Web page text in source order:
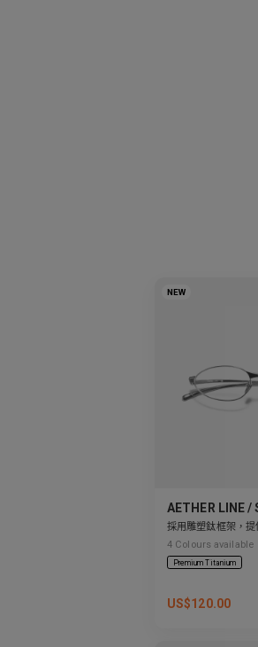
NEW
AETHER LINE /
採用雕塑鈦框架，提
4 Colours available
Premium Titanium
US$120.00